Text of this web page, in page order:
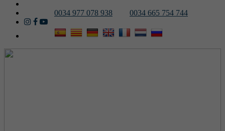
0034 977 078 938 0034 665 754 744